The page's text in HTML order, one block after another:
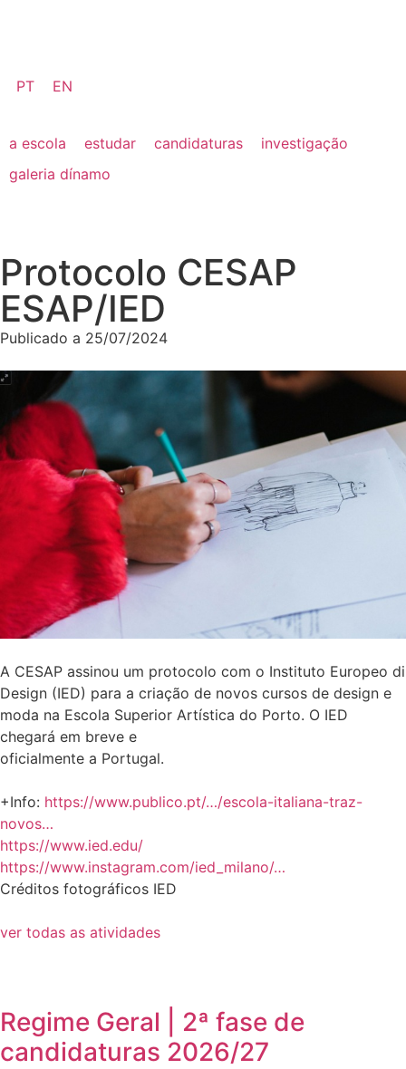
PT EN
a escola estudar candidaturas
investigação
galeria dínamo
Protocolo CESAP
ESAP/IED
Publicado a 25/07/2024
A CESAP assinou um protocolo com o Instituto Europeo di
Design (IED) para a criação de novos cursos de design e
moda na Escola Superior Artística do Porto. O IED
chegará em breve e
oficialmente a Portugal.
+Info: https://www.publico.pt/…/escola-italiana-traz-
novos…
https://www.ied.edu/
https://www.instagram.com/ied_milano/…
Créditos fotográficos IED
ver todas as atividades
Regime Geral | 2ª fase de
candidaturas 2026/27